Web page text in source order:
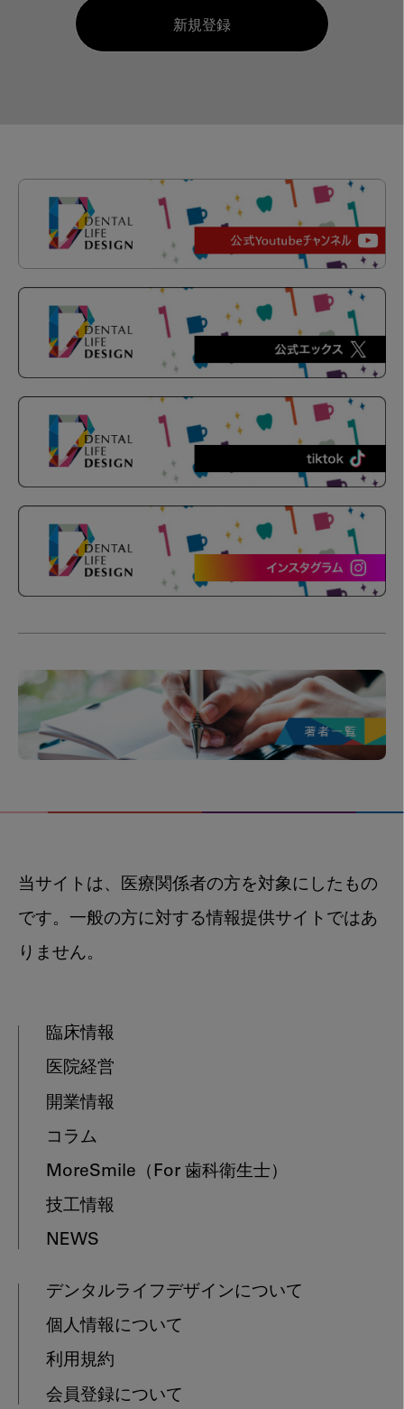
新規登録
当サイトは、医療関係者の方を対象にしたもの
です。一般の方に対する情報提供サイトではあ
りません。
臨床情報
医院経営
開業情報
コラム
MoreSmile （For 歯科衛生士）
技工情報
NEWS
デンタルライフデザインについて
個人情報について
利用規約
会員登録について